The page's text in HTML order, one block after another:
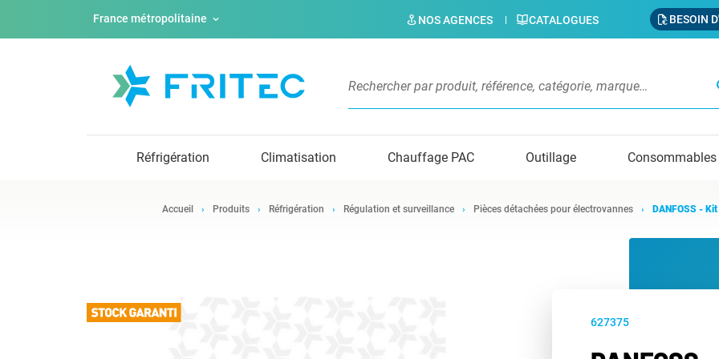
France métropolitaine NOS AGENCES CATALOGUES BESOIN
Réfrigération Climatisation Chauffage PAC Outillage Consommables
Accueil Produits Réfrigération Régulation et surveillance Pièces détachées pour électrovannes DANFOSS -
627375